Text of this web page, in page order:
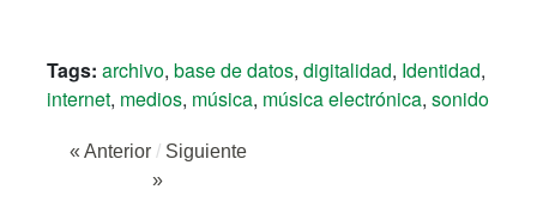
Tags: archivo, base de datos, digitalidad, Identidad,
internet, medios, música, música electrónica, sonido
« Anterior / Siguiente
»